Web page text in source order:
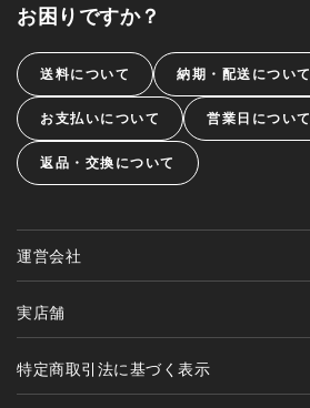
お困りですか？
送料について 納期・配送について
お支払いについて 営業日について
返品・交換について
運営会社
実店舗
特定商取引法に基づく表示